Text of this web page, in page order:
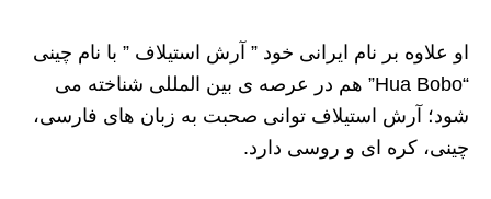
او علاوه بر نام ایرانی خود ” آرش استیلاف ” با نام چینی
“Hua Bobo” هم در عرصه ی بین المللی شناخته می
شود؛ آرش استیلاف توانی صحبت به زبان های فارسی،
چینی، کره ای و روسی دارد.